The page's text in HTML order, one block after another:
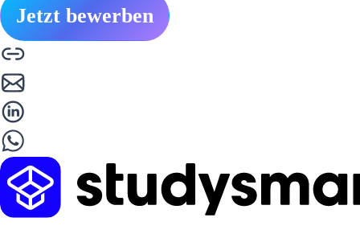
Jetzt bewerben